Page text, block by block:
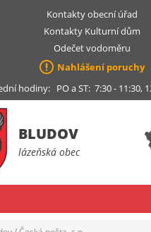
Kontakty obecní úřad
Kontakty Kulturní dům
Odečet vodoměru
Nahlášení poruchy
hodiny: PO a ST: 7:30 - 11:30,
BLUDOV
lázeňská obec